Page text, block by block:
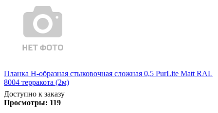
Планка Н-образная стыковочная сложная 0,5 PurLite Matt RAL
8004 терракота (2м)
Доступно к заказу
Просмотры: 119